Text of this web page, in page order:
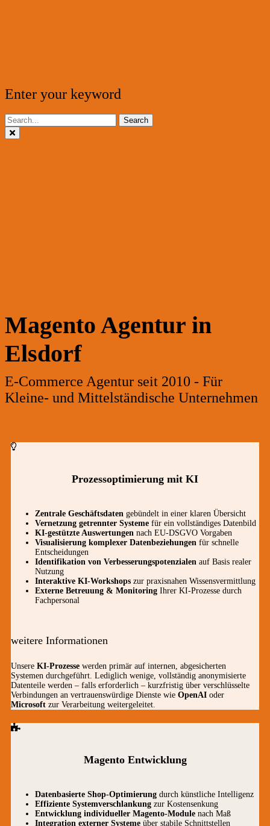
Enter your keyword
Search
Magento Agentur in
Elsdorf
E-Commerce Agentur seit 2010 - Für
Kleine- und Mittelständische Unternehmen
Prozessoptimierung mit KI
Zentrale Geschäftsdaten gebündelt in einer klaren Übersicht
Vernetzung getrennter Systeme für ein vollständiges Datenbild
KI-gestützte Auswertungen nach EU-DSGVO Vorgaben
Visualisierung komplexer Datenbeziehungen für schnelle
Entscheidungen
Identifikation von Verbesserungspotenzialen auf Basis realer
Nutzung
Interaktive KI-Workshops zur praxisnahen Wissensvermittlung
Externe Betreuung & Monitoring Ihrer KI-Prozesse durch
Fachpersonal
weitere Informationen
Unsere KI-Prozesse werden primär auf internen, abgesicherten
Systemen durchgeführt. Lediglich wenige, vollständig anonymisierte
Datenteile werden – falls erforderlich – kurzfristig über verschlüsselte
Verbindungen an vertrauenswürdige Dienste wie OpenAI oder
Microsoft zur Verarbeitung weitergeleitet.
Magento Entwicklung
Datenbasierte Shop-Optimierung durch künstliche Intelligenz
Effiziente Systemverschlankung zur Kostensenkung
Entwicklung individueller Magento-Module nach Maß
Integration externer Systeme über stabile Schnittstellen